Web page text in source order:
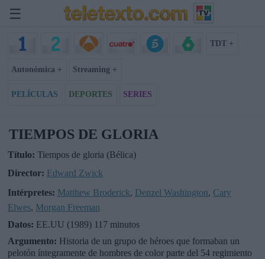
☰
TDT +
Autonómica + Streaming +
PELÍCULAS DEPORTES SERIES
TIEMPOS DE GLORIA
Título: Tiempos de gloria (Bélica)
Director: Edward Zwick
Intérpretes: Matthew Broderick, Denzel Washington, Cary
Elwes, Morgan Freeman
Datos: EE.UU (1989) 117 minutos
Argumento: Historia de un grupo de héroes que formaban un
pelotón íntegramente de hombres de color parte del 54 regimiento